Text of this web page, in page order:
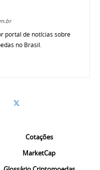
portal de notícias sobre
no Brasil.
Cotações
MarketCap